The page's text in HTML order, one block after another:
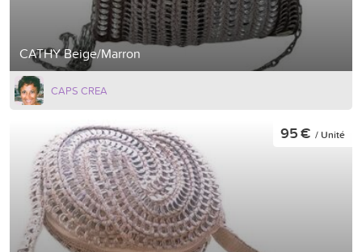
CATHY Beige/Marron
CAPS CREA
95 € / Unité